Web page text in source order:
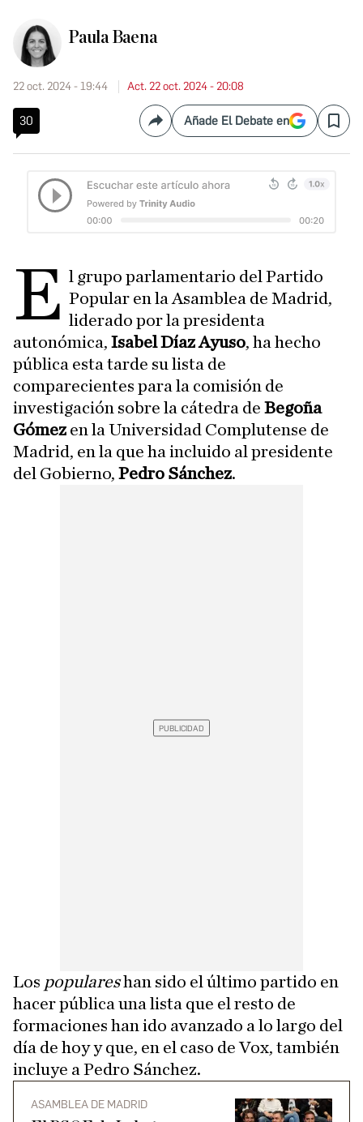
Paula Baena
22 oct. 2024 - 19:44 Act. 22 oct. 2024 - 20:08
30 CompartirAñade El Debate en Save
E l grupo parlamentario del Partido
Popular en la Asamblea de Madrid,
liderado por la presidenta
autonómica, Isabel Díaz Ayuso, ha hecho
pública esta tarde su lista de
comparecientes para la comisión de
investigación sobre la cátedra de Begoña
Gómezen la Universidad Complutense de
Madrid, en la que ha incluido al presidente
del Gobierno, Pedro Sánchez.
Los populareshan sido el último partido en
hacer pública una lista que el resto de
formaciones han ido avanzado a lo largo del
día de hoy y que, en el caso de Vox, también
incluye a Pedro Sánchez.
ASAMBLEA DE MADRID